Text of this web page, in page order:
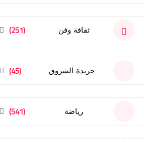
ثقافة وفن (251)
جريدة الشروق (45)
رياضة (541)